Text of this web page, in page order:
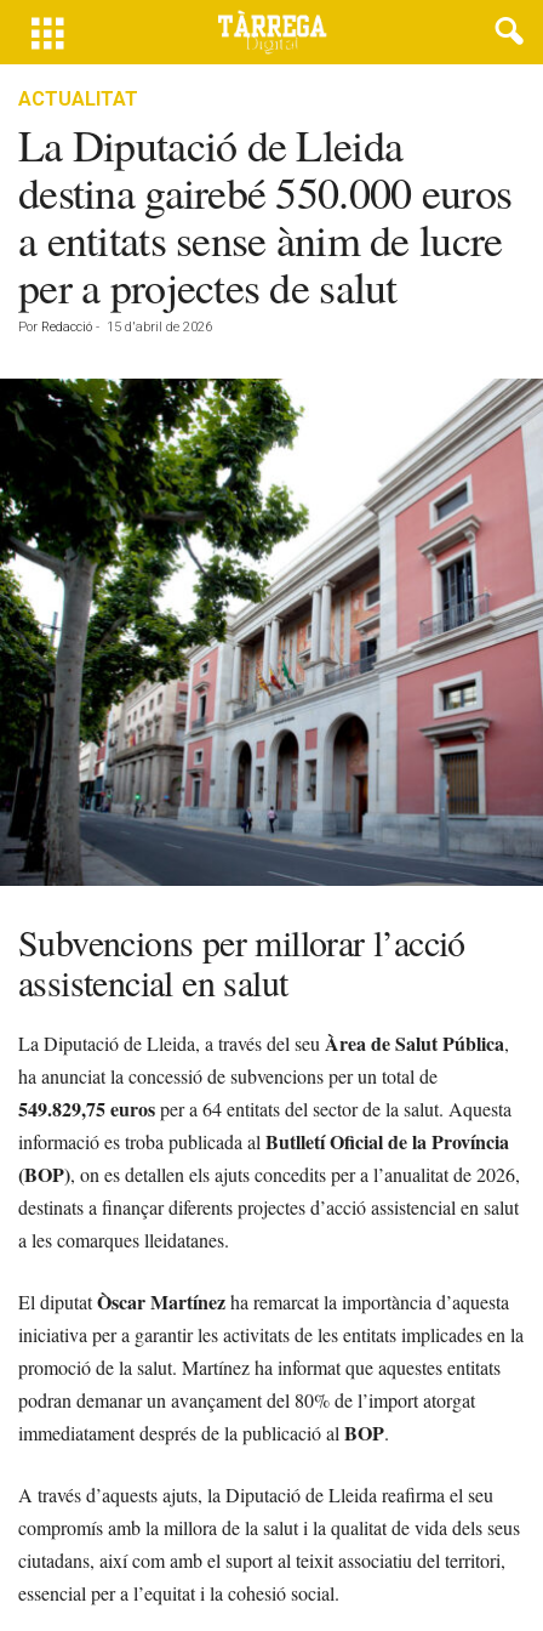
ACTUALITAT
La Diputació de Lleida
destina gairebé 550.000 euros
a entitats sense ànim de lucre
per a projectes de salut
Por Redacció - 15 d'abril de 2026
Subvencions per millorar l’acció
assistencial en salut
La Diputació de Lleida, a través del seu Àrea de Salut Pública,
ha anunciat la concessió de subvencions per un total de
549.829,75 eurosper a 64 entitats del sector de la salut. Aquesta
informació es troba publicada al Butlletí Oficial de la Província
(BOP), on es detallen els ajuts concedits per a l’anualitat de 2026,
destinats a finançar diferents projectes d’acció assistencial en salut
a les comarques lleidatanes.
El diputatÒscar Martínezha remarcat la importància d’aquesta
iniciativa per a garantir les activitats de les entitats implicades en la
promoció de la salut. Martínez ha informat que aquestes entitats
podran demanar un avançament del 80% de l’import atorgat
immediatament després de la publicació al BOP.
A través d’aquests ajuts, la Diputació de Lleida reafirma el seu
compromís amb la millora de la salut i la qualitat de vida dels seus
ciutadans, així com amb el suport al teixit associatiu del territori,
essencial per a l’equitat i la cohesió social.